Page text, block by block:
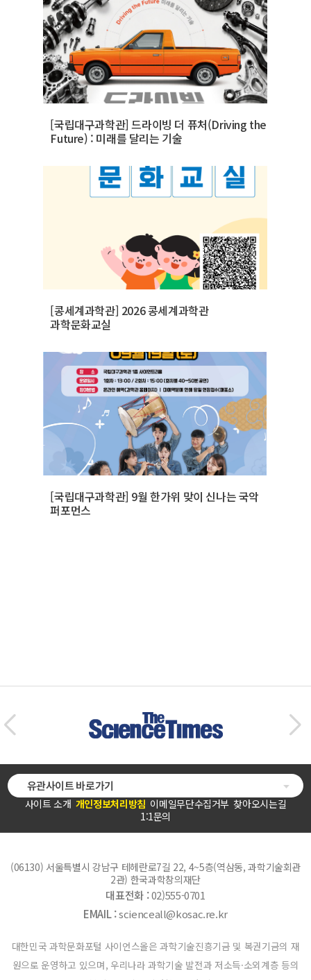
[국립대구과학관] 드라이빙 더 퓨처(Driving the
Future) : 미래를 달리는 기술
[콩세계과학관] 2026 콩세계과학관
과학문화교실
[국립대구과학관] 9월 한가위 맞이 신나는 국악
퍼포먼스
사이트 소개 개인정보처리방침 이메일무단수집거부 찾아오시는길
1:1문의
유관사이트 바로가기
(06130) 서울특별시 강남구 테헤란로7길 22, 4~5층(역삼동, 과학기술회관
2관) 한국과학창의재단
대표전화 :02)555-0701
EMAIL :scienceall@kosac.re.kr
대한민국 과학문화포털 사이언스올은 과학기술진흥기금 및 복권기금의 재
원으로 운영하고 있으며, 우리나라 과학기술 발전과 저소득·소외계층 등의